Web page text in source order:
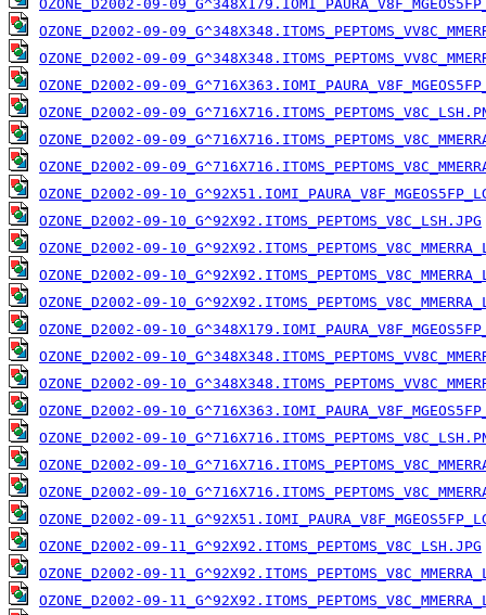
OZONE_D2002-09-
OZONE_D2002-09-
OZONE_D2002-09-
OZONE_D2002-09-
OZONE_D2002-09-
OZONE_D2002-09-
OZONE_D2002-09-
OZONE_D2002-09-
OZONE_D2002-09-10_G^92X92.ITOMS_PEPTOMS_V8C_LSH.JPG
OZONE_D2002-09-
OZONE_D2002-09-
OZONE_D2002-09-
OZONE_D2002-09-
OZONE_D2002-09-
OZONE_D2002-09-
OZONE_D2002-09-
OZONE_D2002-09-
OZONE_D2002-09-
OZONE_D2002-09-
OZONE_D2002-09-
OZONE_D2002-09-11_G^92X92.ITOMS_PEPTOMS_V8C_LSH.JPG
OZONE_D2002-09-
OZONE_D2002-09-